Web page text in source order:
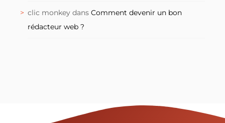
clic monkey dans Comment devenir un bon
rédacteur web ?